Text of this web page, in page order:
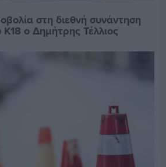
στη διεθνή συνάντηση
ο Δημήτρης Τέλλιος